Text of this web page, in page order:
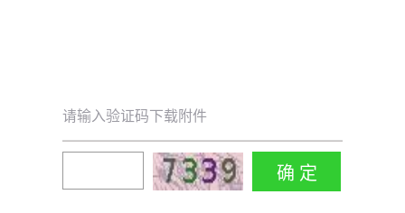
请输入验证码下载附件